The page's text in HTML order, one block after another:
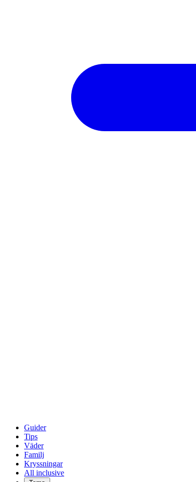
Guider
Tips
Väder
Familj
Kryssningar
All inclusive